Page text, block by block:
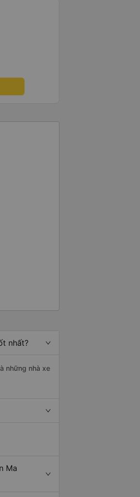
nhất?
những nhà xe
Ma